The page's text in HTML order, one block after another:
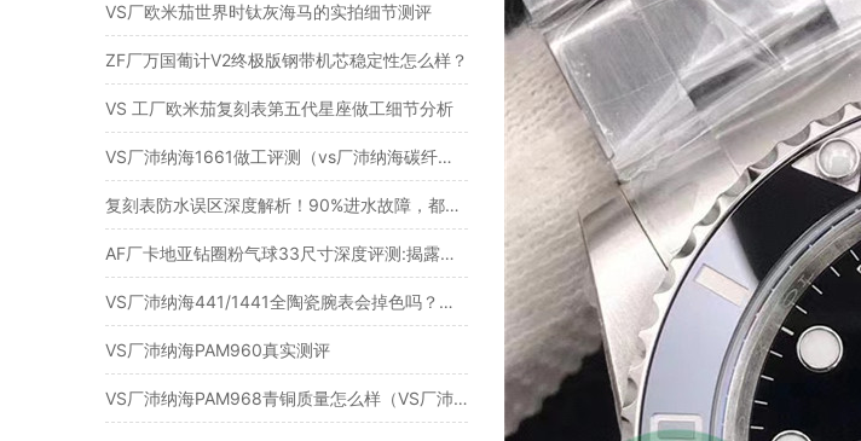
VS厂欧米茄世界时钛灰海马的实拍细节测评
ZF厂万国葡计V2终极版钢带机芯稳定性怎么样？
VS 工厂欧米茄复刻表第五代星座做工细节分析
VS厂沛纳海1661做工评测（vs厂沛纳海碳纤维1661质量可靠吗）
复刻表防水误区深度解析！90%进水故障，都是人为佩戴不当造成
AF厂卡地亚钻圈粉气球33尺寸深度评测:揭露其破绽与优势
VS厂沛纳海441/1441全陶瓷腕表会掉色吗？看完评测就明白了！
VS厂沛纳海PAM960真实测评
VS厂沛纳海PAM968青铜质量怎么样（VS厂沛纳海968值得入手吗）